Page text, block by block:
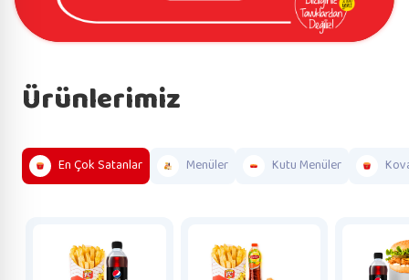
Ürünlerimiz
En Çok Satanlar Menüler Kutu Menüler